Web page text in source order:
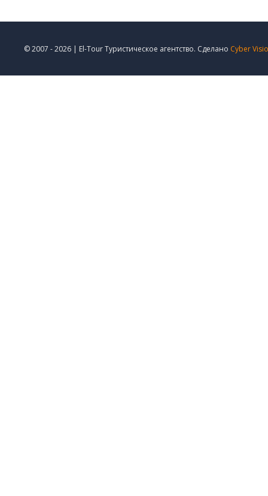
© 2007 - 2026 | El-Tour Туристическое агентство. Сделано Cyber